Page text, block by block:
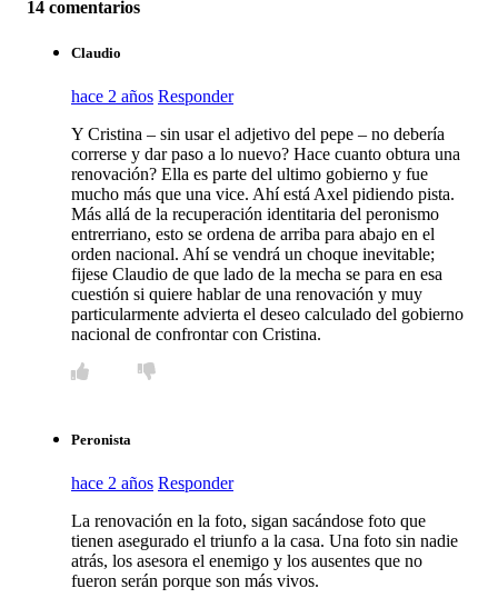
14 comentarios
Claudio
hace 2 años Responder
Y Cristina – sin usar el adjetivo del pepe – no debería
correrse y dar paso a lo nuevo? Hace cuanto obtura una
renovación? Ella es parte del ultimo gobierno y fue
mucho más que una vice. Ahí está Axel pidiendo pista.
Más allá de la recuperación identitaria del peronismo
entrerriano, esto se ordena de arriba para abajo en el
orden nacional. Ahí se vendrá un choque inevitable;
fijese Claudio de que lado de la mecha se para en esa
cuestión si quiere hablar de una renovación y muy
particularmente advierta el deseo calculado del gobierno
nacional de confrontar con Cristina.
Peronista
hace 2 años Responder
La renovación en la foto, sigan sacándose foto que
tienen asegurado el triunfo a la casa. Una foto sin nadie
atrás, los asesora el enemigo y los ausentes que no
fueron serán porque son más vivos.